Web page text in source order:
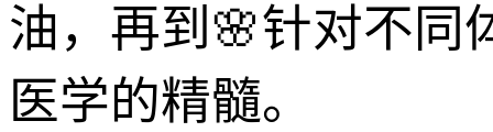
油，再到🌸针对不同
医学的精髓。